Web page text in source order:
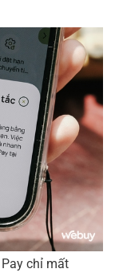
chỉ mất